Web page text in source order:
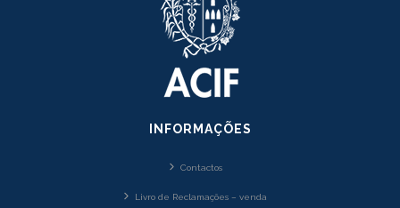
INFORMAÇÕES
Contactos
Livro de Reclamações – venda